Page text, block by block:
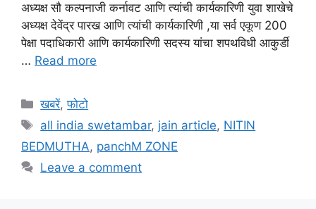
अध्यक्ष सौ कल्पनाजी कर्नावट आणि त्यांची कार्यकारिणी युवा शाखेचे
अध्यक्ष देवेंद्र पारख आणि त्यांची कार्यकारिणी ,या सर्व एकूण 200
पेक्षा पदाधिकारी आणि कार्यकारिणी सदस्य यांचा शपथविधी आकुर्डी
… Read more
Categories
खबरें,फोटो
Tags
all india swetambar, jain article, NITIN
BEDMUTHA, panchM ZONE
Leave a comment